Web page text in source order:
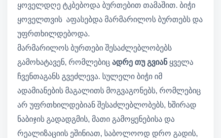
ყოველდღე ტკბებოდა ბურთებით თამაშით. ბიჭი
ყოველთვის აფასებდა მარმარილოს ბურთებს და
უფრთხილდებოდა.
მარმარილოს ბურთები შესაძლებლობებს
გამოხატავენ, რომლებიც ადრე თუ გვიანყველა
ჩვენთაგანს გვეძლევა. სულელი ბიჭი იმ
ადამიანების მაგალითს მოგვაგონებს, რომლებიც
არ უფრთხილდებიან შესაძლებლობებს, ხშირად
ნაბიჯის გადადგმის, მათი გამოყენებისა და
რეალიზაციის ეშინიათ, საბოლოოდ დრო გადის,